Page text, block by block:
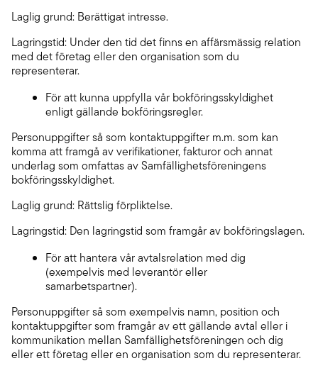
Laglig grund: Berättigat intresse.
Lagringstid: Under den tid det finns en affärsmässig relation
med det företag eller den organisation som du
representerar.
För att kunna uppfylla vår bokföringsskyldighet
enligt gällande bokföringsregler.
Personuppgifter så som kontaktuppgifter m.m. som kan
komma att framgå av verifikationer, fakturor och annat
underlag som omfattas av Samfällighetsföreningens
bokföringsskyldighet.
Laglig grund: Rättslig förpliktelse.
Lagringstid: Den lagringstid som framgår av bokföringslagen.
För att hantera vår avtalsrelation med dig
(exempelvis med leverantör eller
samarbetspartner).
Personuppgifter så som exempelvis namn, position och
kontaktuppgifter som framgår av ett gällande avtal eller i
kommunikation mellan Samfällighetsföreningen och dig
eller ett företag eller en organisation som du representerar.